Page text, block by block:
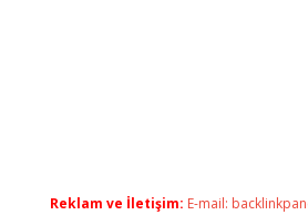
Reklam ve İletişim: E-mail: